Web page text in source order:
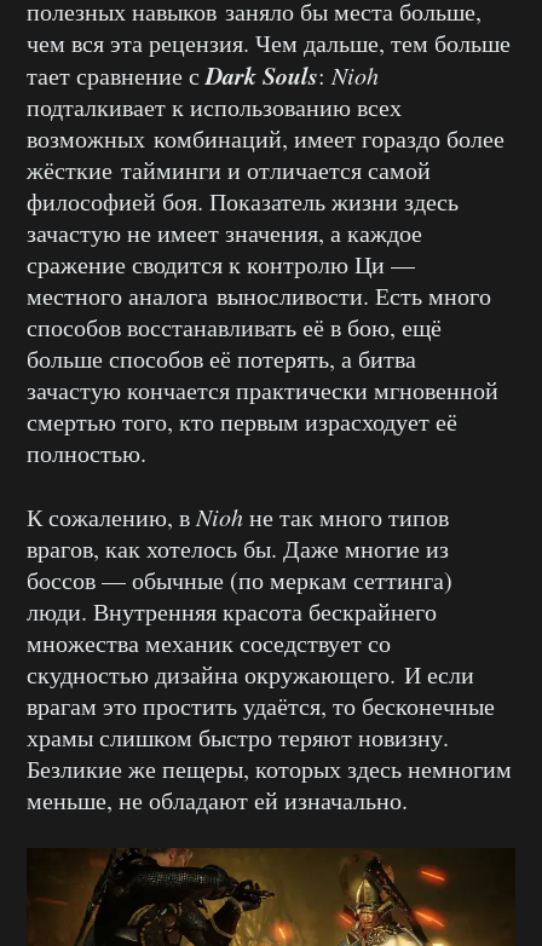
полезных навыков заняло бы места больше,
чем вся эта рецензия. Чем дальше, тем больше
тает сравнение сDark Souls:Nioh
подталкивает к использованию всех
возможных комбинаций, имеет гораздо более
жёсткие тайминги и отличается самой
философией боя. Показатель жизни здесь
зачастую не имеет значения, а каждое
сражение сводится к контролю Ци —
местного аналога выносливости. Есть много
способов восстанавливать её в бою, ещё
больше способов её потерять, а битва
зачастую кончается практически мгновенной
смертью того, кто первым израсходует её
полностью.
К сожалению, вNiohне так много типов
врагов, как хотелось бы. Даже многие из
боссов — обычные (по меркам сеттинга)
люди. Внутренняя красота бескрайнего
множества механик соседствует со
скудностью дизайна окружающего. И если
врагам это простить удаётся, то бесконечные
храмы слишком быстро теряют новизну.
Безликие же пещеры, которых здесь немногим
меньше, не обладают ей изначально.